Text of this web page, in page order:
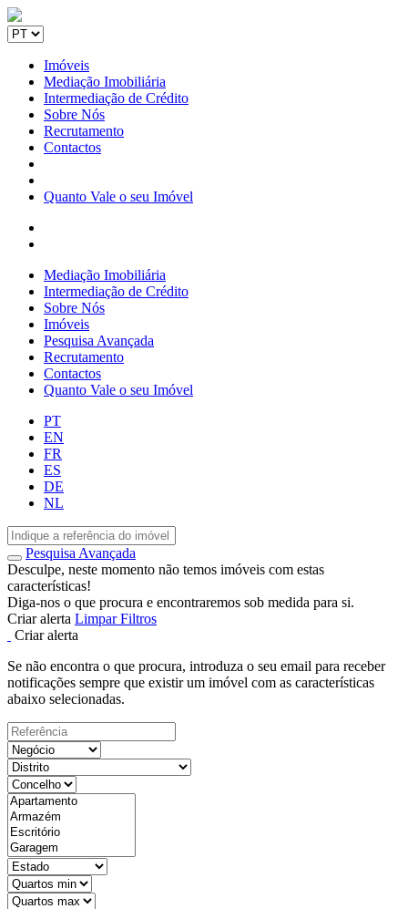
Imóveis
Mediação Imobiliária
Intermediação de Crédito
Sobre Nós
Recrutamento
Contactos
Quanto Vale o seu Imóvel
Mediação Imobiliária
Intermediação de Crédito
Sobre Nós
Imóveis
Pesquisa Avançada
Recrutamento
Contactos
Quanto Vale o seu Imóvel
PT
EN
FR
ES
DE
NL
Pesquisa Avançada
Desculpe, neste momento não temos imóveis com estas
características!
Diga-nos o que procura e encontraremos sob medida para si.
Criar alerta Limpar Filtros
Criar alerta
Se não encontra o que procura, introduza o seu email para receber
notificações sempre que existir um imóvel com as características
abaixo selecionadas.